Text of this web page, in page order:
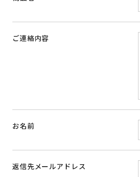
ご連絡内容
お名前
返信先メールアドレス